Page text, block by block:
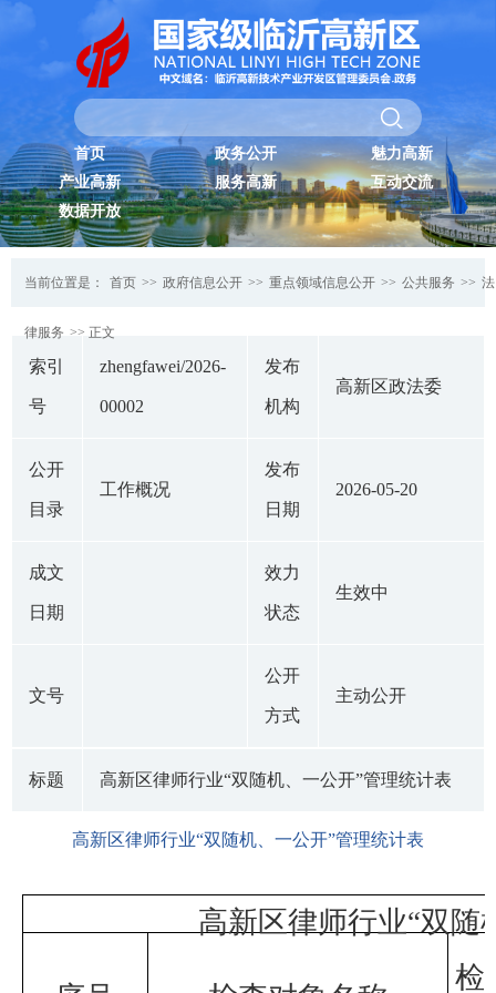
首页 政务公开
魅力高新
产业高新
服务高新
互动交流
数据开放
当前位置是： 首页 >> 政府信息公开 >> 重点领域信息公开 >> 公共服务 >> 法
律服务 >> 正文
索引
号
zhengfawei/2026-
00002
发布
机构
高新区政法委
公开
目录
工作概况
发布
日期
2026-05-20
成文
日期
效力
状态
生效中
文号
公开
方式
主动公开
标题 高新区律师行业“双随机、一公开”管理统计表
高新区律师行业“双随机、一公开”管理统计表
高新区律师行业“双随
检